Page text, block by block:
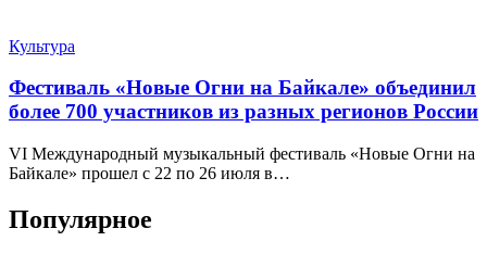
Культура
Фестиваль «Новые Огни на Байкале» объединил
более 700 участников из разных регионов России
VI Международный музыкальный фестиваль «Новые Огни на
Байкале» прошел с 22 по 26 июля в…
Популярное